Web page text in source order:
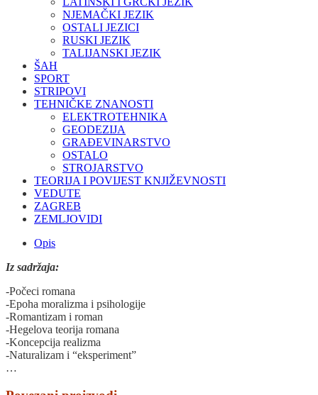
NJEMAČKI JEZIK
OSTALI JEZICI
RUSKI JEZIK
TALIJANSKI JEZIK
ŠAH
SPORT
STRIPOVI
TEHNIČKE ZNANOSTI
ELEKTROTEHNIKA
GEODEZIJA
GRAĐEVINARSTVO
OSTALO
STROJARSTVO
TEORIJA I POVIJEST KNJIŽEVNOSTI
VEDUTE
ZAGREB
ZEMLJOVIDI
Opis
Iz sadržaja:
-Počeci romana
-Epoha moralizma i psihologije
-Romantizam i roman
-Hegelova teorija romana
-Koncepcija realizma
-Naturalizam i “eksperiment”
…